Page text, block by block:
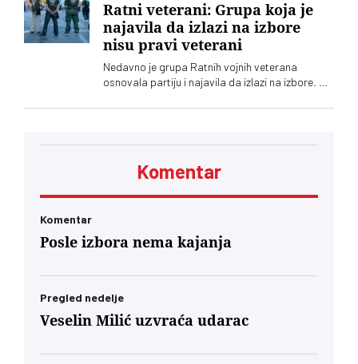
Ratni veterani: Grupa koja je
najavila da izlazi na izbore
nisu pravi veterani
Nedavno je grupa Ratnih vojnih veterana
osnovala partiju i najavila da izlazi na izbore. Oni
se od njih
Komentar
Komentar
Posle izbora nema kajanja
Pregled nedelje
Veselin Milić uzvraća udarac